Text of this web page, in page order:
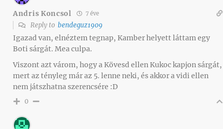
Andris Koncsol 7 éve
Reply to bendeguz1909
Igazad van, elnéztem tegnap, Kamber helyett láttam egy
Boti sárgát. Mea culpa.
Viszont azt várom, hogy a Kövesd ellen Kukoc kapjon sárgát,
mert az tényleg már az 5. lenne neki, és akkor a vidi ellen
nem játszhatna szerencsére :D
0